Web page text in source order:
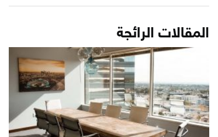
المقالات الرائجة